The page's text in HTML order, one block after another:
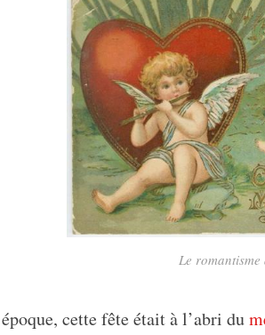
Le
cette fête était à l’abri du